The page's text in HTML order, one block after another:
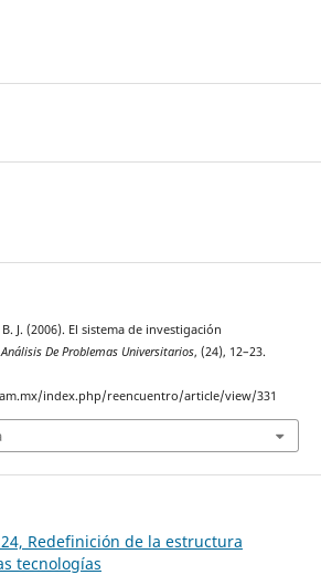
J. (2006). El sistema de investigación
De Problemas Universitarios, (24), 12–23.
index.php/reencuentro/article/view/331
Redefinición de la estructura
tecnologías